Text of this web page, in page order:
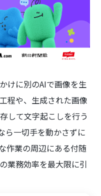
けに別のAIで画像を生
程や、生成された画像
して文字起こしを行う
ら一切手を動かさずに
作業の周辺にある付随
業務効率を最大限に引